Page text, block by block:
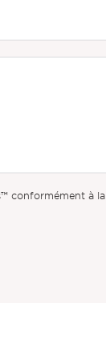
conformément à la